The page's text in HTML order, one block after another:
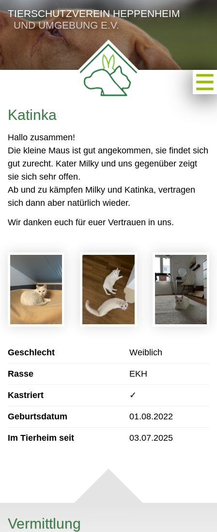
TIERSCHUTZVEREIN HEPPENHEIM
UND UMGEBUNG E.V.
Katinka
Hallo zusammen!
Die kleine Maus ist gut angekommen, sie findet sich
gut zurecht. Kater Milky und uns gegenüber zeigt
sie sich sehr offen.
Ab und zu kämpfen Milky und Katinka, vertragen
sich dann aber natürlich wieder.
Wir danken euch für euer Vertrauen in uns.
Geschlecht Weiblich
Rasse EKH
Kastriert ✓
Geburtsdatum 01.08.2022
Im Tierheim seit 03.07.2025
Vermittlung